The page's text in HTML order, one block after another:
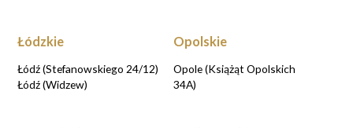
Łódzkie
Łódź (Stefanowskiego 24/12)
Łódź (Widzew)
Opolskie
Opole (Książąt Opolskich
34A)